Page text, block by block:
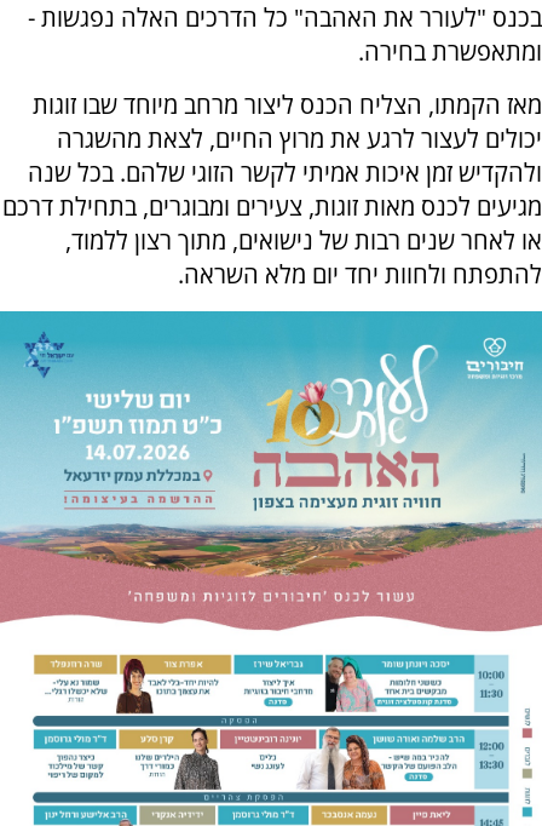
בכנס "לעורר את האהבה" כל הדרכים האלה נפגשות -
ומתאפשרת בחירה.
מאז הקמתו, הצליח הכנס ליצור מרחב מיוחד שבו זוגות
יכולים לעצור לרגע את מרוץ החיים, לצאת מהשגרה
ולהקדיש זמן איכות אמיתי לקשר הזוגי שלהם. בכל שנה
מגיעים לכנס מאות זוגות, צעירים ומבוגרים, בתחילת דרכם
או לאחר שנים רבות של נישואים, מתוך רצון ללמוד,
להתפתח ולחוות יחד יום מלא השראה.